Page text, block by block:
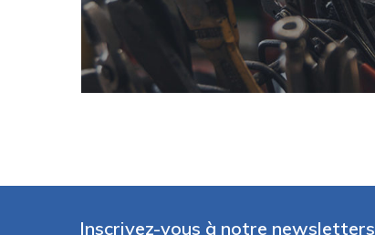
Inscrivez-vous à notre newsletters